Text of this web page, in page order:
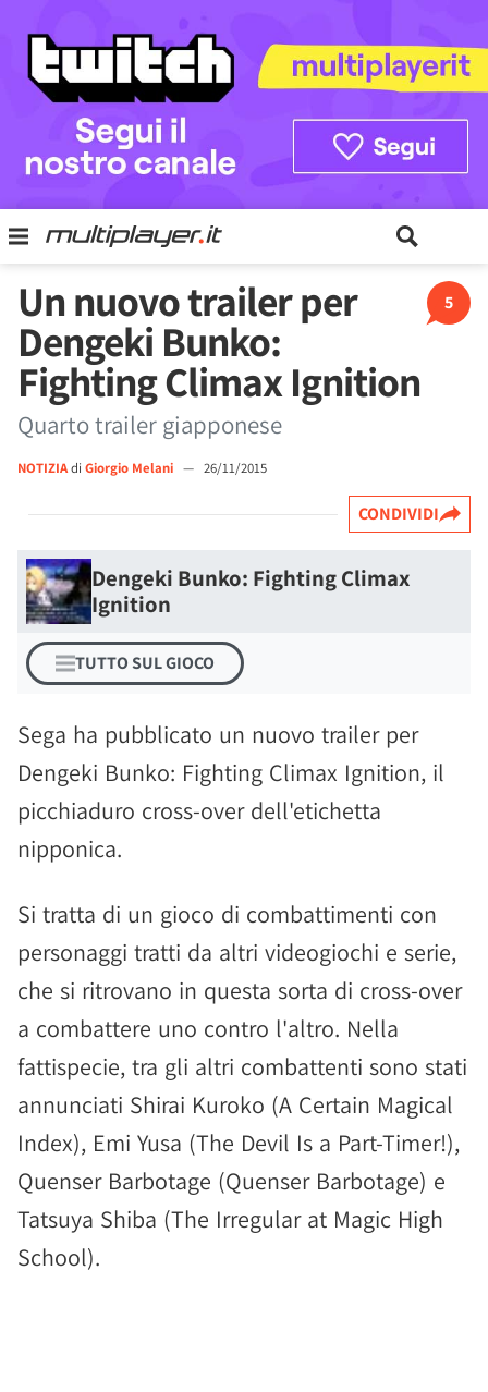
5
Un nuovo trailer per
Dengeki Bunko:
Fighting Climax Ignition
Quarto trailer giapponese
NOTIZIAdi Giorgio Melani — 26/11/2015
CONDIVIDI
Dengeki Bunko: Fighting Climax
Ignition
TUTTO SUL GIOCO
Sega ha pubblicato un nuovo trailer per
Dengeki Bunko: Fighting Climax Ignition, il
picchiaduro cross-over dell'etichetta
nipponica.
Si tratta di un gioco di combattimenti con
personaggi tratti da altri videogiochi e serie,
che si ritrovano in questa sorta di cross-over
a combattere uno contro l'altro. Nella
fattispecie, tra gli altri combattenti sono stati
annunciati Shirai Kuroko (A Certain Magical
Index), Emi Yusa (The Devil Is a Part-Timer!),
Quenser Barbotage (Quenser Barbotage) e
Tatsuya Shiba (The Irregular at Magic High
School).